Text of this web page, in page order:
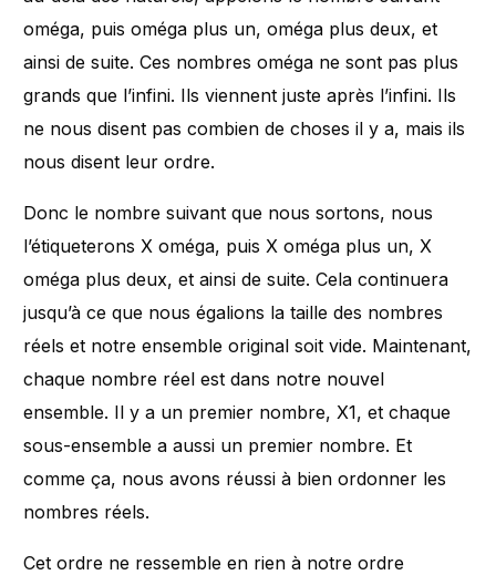
oméga, puis oméga plus un, oméga plus deux, et
ainsi de suite. Ces nombres oméga ne sont pas plus
grands que l’infini. Ils viennent juste après l’infini. Ils
ne nous disent pas combien de choses il y a, mais ils
nous disent leur ordre.
Donc le nombre suivant que nous sortons, nous
l’étiqueterons X oméga, puis X oméga plus un, X
oméga plus deux, et ainsi de suite. Cela continuera
jusqu’à ce que nous égalions la taille des nombres
réels et notre ensemble original soit vide. Maintenant,
chaque nombre réel est dans notre nouvel
ensemble. Il y a un premier nombre, X1, et chaque
sous-ensemble a aussi un premier nombre. Et
comme ça, nous avons réussi à bien ordonner les
nombres réels.
Cet ordre ne ressemble en rien à notre ordre